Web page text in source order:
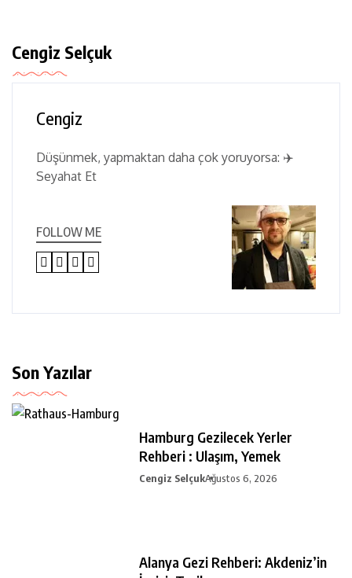
Cengiz Selçuk
Cengiz
Düşünmek, yapmaktan daha çok yoruyorsa: ✈️
Seyahat Et
FOLLOW ME
Son Yazılar
Hamburg Gezilecek Yerler
Rehberi : Ulaşım, Yemek
Cengiz SelçukAğustos 6, 2026
Alanya Gezi Rehberi: Akdeniz’in